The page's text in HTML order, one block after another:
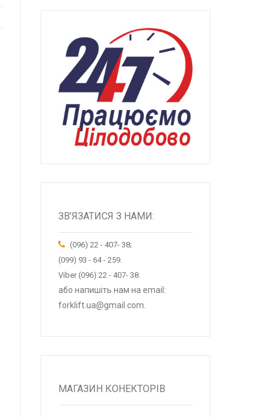
ЗВ’ЯЗАТИСЯ З НАМИ:
(096) 22 - 407- 38;
(099) 93 - 64 - 259.
Viber (096) 22 - 407- 38.
або напишіть нам на email:
forklift.ua@gmail.com.
МАГАЗИН КОНЕКТОРІВ